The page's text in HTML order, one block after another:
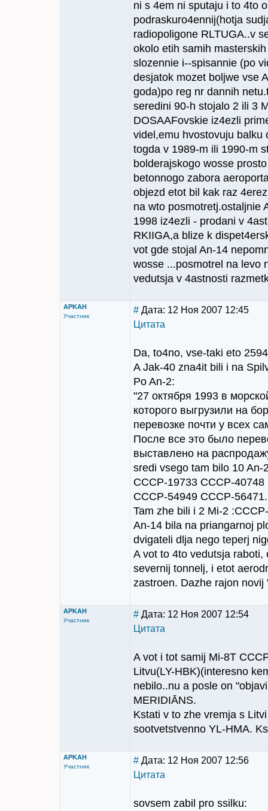
ni s 4em ni sputaju i to 4to
podraskuro4ennij(hotja
radiopoligone RLTUGA..v
okolo etih samih
slozennie i--spisannie (po
desjatok mozet boljwe vse
goda)po reg nr dannih
seredini 90-h stojalo 2 ili 3
DOSAAFovskie iz4ezli
videl,emu hvostovuju balku
togda v 1989-m ili 1990-m
bolderajskogo wosse
betonnogo zabora
objezd etot bil kak raz
na wto posmotretj.ostaljnie
1998 iz4ezli - prodani v
RKIIGA,a blize k
vot gde stojal An-14
wosse ...posmotrel na levo
vedutsja v 4astnosti
APKAH
Участник
# Дата: 12 Ноя 2007 12:45
Цитата
Da, to4no, vse-taki eto
A Jak-40 zna4it bili i na
Po An-2:
"27 октября 1993 в
которого выгрузили на
перевозке почти у всех
После все это было
выставлено на
sredi vsego tam bilo 10
СССР-19733 СССР-
СССР-54949 СССР-56471.
Tam zhe bili i 2 Mi-2
An-14 bila na priangarnoj
dvigateli dlja nego teperj
A vot to 4to vedutsja
severnij tonnelj, i etot
zastroen. Dazhe rajon novij
APKAH
Участник
# Дата: 12 Ноя 2007 12:54
Цитата
A vot i tot samij Mi-8T
Litvu(LY-HBK)(interesno
nebilo..nu a posle on
MERIDIĀNS.
Kstati v to zhe vremja s
sootvetstvenno YL-HMA.
APKAH
Участник
# Дата: 12 Ноя 2007 12:56
Цитата
sovsem zabil pro ssilku: